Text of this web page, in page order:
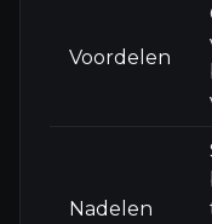
Voordelen
Nadelen